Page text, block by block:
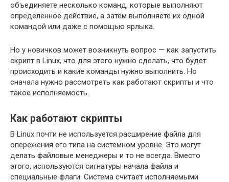
объединяете несколько команд, которые выполняют
определенное действие, а затем выполняете их одной
командой или даже с помощью ярлыка.
Но у новичков может возникнуть вопрос — как запустить
скрипт в Linux, что для этого нужно сделать, что будет
происходить и какие команды нужно выполнить. Но
сначала нужно рассмотреть как работают скрипты и что
такое исполняемость.
Как работают скрипты
В Linux почти не используется расширение файла для
опережения его типа на системном уровне. Это могут
делать файловые менеджеры и то не всегда. Вместо
этого, используются сигнатуры начала файла и
специальные флаги. Система считает исполняемыми